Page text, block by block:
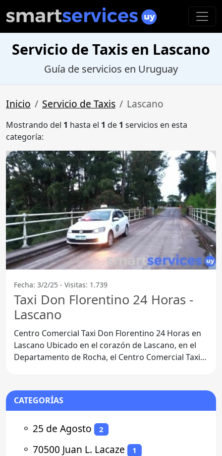
Servicio de Taxis en Lascano
Guía de servicios en Uruguay
Inicio Servicio de Taxis Lascano
Mostrando del 1 hasta el 1 de 1 servicios en esta
categoría:
Fecha: 3/2/25 - Visitas: 1.739
Taxi Don Florentino 24 Horas -
Lascano
Centro Comercial Taxi Don Florentino 24 Horas en
Lascano Ubicado en el corazón de Lascano, en el
Departamento de Rocha, el Centro Comercial Taxi
CATEGORÍAS
⚬ 25 de Agosto 2
⚬ 70500 Juan L. Lacaze 1